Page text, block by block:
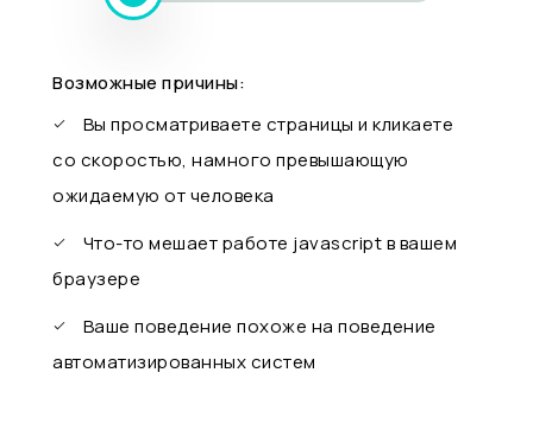
Возможные причины:
Вы просматриваете страницы и кликаете
со скоростью, намного превышающую
ожидаемую от человека
Что-то мешает работе javascript в вашем
браузере
Ваше поведение похоже на поведение
автоматизированных систем